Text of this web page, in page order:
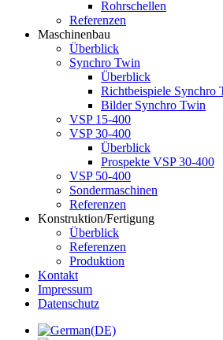
Rohrschellen
Referenzen
Maschinenbau
Überblick
Synchro Twin
Überblick
Richtbeispiele Synchro
Bilder Synchro Twin
VSP 15-400
VSP 30-400
Überblick
Prospekte VSP 30-400
VSP 50-400
Sondermaschinen
Referenzen
Konstruktion/Fertigung
Überblick
Referenzen
Produktion
Kontakt
Impressum
Datenschutz